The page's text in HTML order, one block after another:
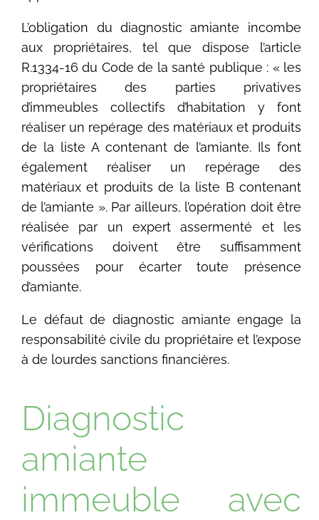
L’obligation du diagnostic amiante incombe
aux propriétaires, tel que dispose l’article
R.1334-16 du Code de la santé publique : « les
propriétaires des parties privatives
d’immeubles collectifs d’habitation y font
réaliser un repérage des matériaux et produits
de la liste A contenant de l’amiante. Ils font
également réaliser un repérage des
matériaux et produits de la liste B contenant
de l’amiante ». Par ailleurs, l’opération doit être
réalisée par un expert assermenté et les
vérifications doivent être suffisamment
poussées pour écarter toute présence
d’amiante.
Le défaut de diagnostic amiante engage la
responsabilité civile du propriétaire et l’expose
à de lourdes sanctions financières.
Diagnostic
amiante
immeuble avec